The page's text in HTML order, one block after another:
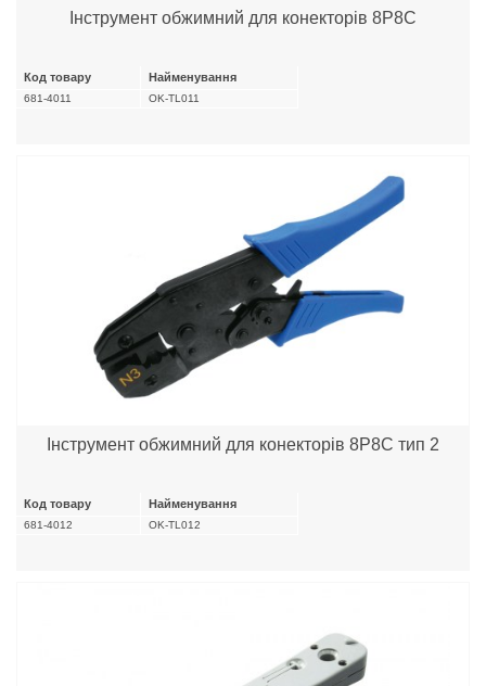
Інструмент обжимний для конекторів 8P8C
Код товару Найменування
681-4011 OK-TL011
Інструмент обжимний для конекторів 8P8C тип 2
Код товару Найменування
681-4012 OK-TL012